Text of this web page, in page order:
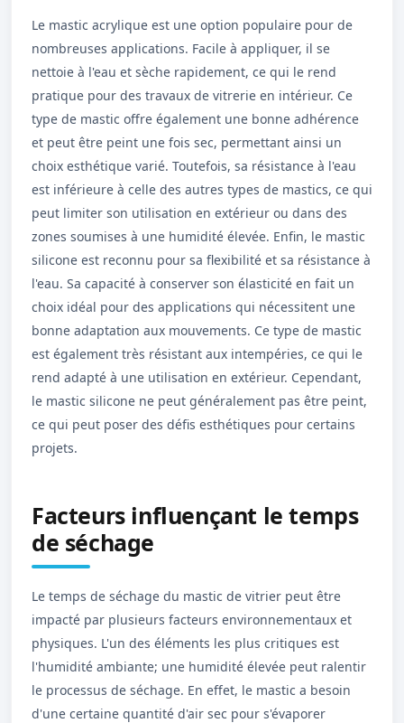
Le mastic acrylique est une option populaire pour de
nombreuses applications. Facile à appliquer, il se
nettoie à l'eau et sèche rapidement, ce qui le rend
pratique pour des travaux de vitrerie en intérieur. Ce
type de mastic offre également une bonne adhérence
et peut être peint une fois sec, permettant ainsi un
choix esthétique varié. Toutefois, sa résistance à l'eau
est inférieure à celle des autres types de mastics, ce qui
peut limiter son utilisation en extérieur ou dans des
zones soumises à une humidité élevée. Enfin, le mastic
silicone est reconnu pour sa flexibilité et sa résistance à
l'eau. Sa capacité à conserver son élasticité en fait un
choix idéal pour des applications qui nécessitent une
bonne adaptation aux mouvements. Ce type de mastic
est également très résistant aux intempéries, ce qui le
rend adapté à une utilisation en extérieur. Cependant,
le mastic silicone ne peut généralement pas être peint,
ce qui peut poser des défis esthétiques pour certains
projets.
Facteurs influençant le temps
de séchage
Le temps de séchage du mastic de vitrier peut être
impacté par plusieurs facteurs environnementaux et
physiques. L'un des éléments les plus critiques est
l'humidité ambiante; une humidité élevée peut ralentir
le processus de séchage. En effet, le mastic a besoin
d'une certaine quantité d'air sec pour s'évaporer